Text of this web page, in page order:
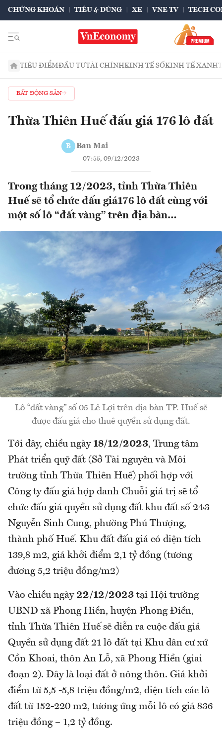
CHỨNG KHOÁN TIÊU & DÙNG XE VNE TV TECH
TIÊU ĐIỂMĐẦU TƯTÀI CHÍNHKINH TẾ SỐKINH TẾ XANH
BẤT ĐỘNG SẢN
Thừa Thiên Huế đấu giá 176 lô đất
B Ban Mai
07:55, 09/12/2023
Trong tháng 12/2023, tỉnh Thừa Thiên
Huế sẽ tổ chức đấu giá176 lô đất cùng với
một số lô “đất vàng” trên địa bàn…
Lô “đất vàng” số 05 Lê Lợi trên địa bàn TP. Huế sẽ
được đấu giá cho thuê quyền sử dụng đất.
Tới đây, chiều ngày 18/12/2023, Trung tâm
Phát triển quỹ đất (Sở Tài nguyên và Môi
trường tỉnh Thừa Thiên Huế) phối hợp với
Công ty đấu giá hợp danh Chuỗi giá trị sẽ tổ
chức đấu giá quyền sử dụng đất khu đất số 243
Nguyễn Sinh Cung, phường Phú Thượng,
thành phố Huế. Khu đất đấu giá có diện tích
139,8 m2, giá khởi điểm 2,1 tỷ đồng (tương
đương 5,2 triệu đồng/m2)
Vào chiều ngày 22/12/2023 tại Hội trường
UBND xã Phong Hiền, huyện Phong Điền,
tỉnh Thừa Thiên Huế sẽ diễn ra cuộc đấu giá
Quyền sử dụng đất 21 lô đất tại Khu dân cư xứ
Cồn Khoai, thôn An Lỗ, xã Phong Hiền (giai
đoạn 2). Đây là loại đất ở nông thôn. Giá khởi
điểm từ 5,5 -5,8 triệu đồng/m2, diện tích các lô
đất từ 152-220 m2, tương ứng mỗi lô có giá 836
triệu đồng – 1,2 tỷ đồng.